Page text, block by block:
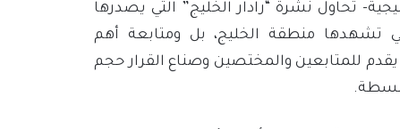
تحاول نشرة “رادار الخليج” التي يصدرها
تشهدها منطقة الخليج، بل ومتابعة أهم
للمتابعين والمختصين وصناع القرار حجم